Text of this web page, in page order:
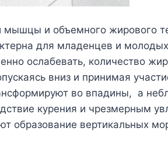
мышцы и объемного жирового
для младенцев и
ослабевать, количество
вниз и принимая
во впадины, а
курения и чрезмерным
образование вертикальных